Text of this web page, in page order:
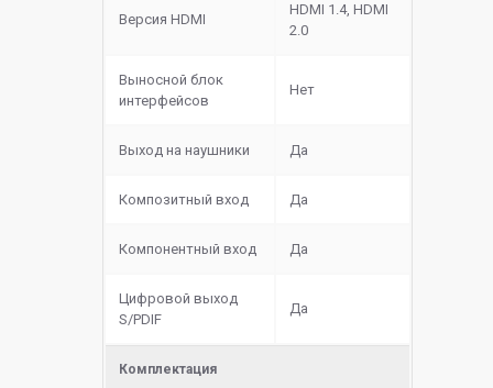
Версия HDMI
HDMI 1.4, HDMI
2.0
Выносной блок
интерфейсов
Нет
Выход на наушники Да
Композитный вход Да
Компонентный вход Да
Цифровой выход
S/PDIF
Да
Комплектация